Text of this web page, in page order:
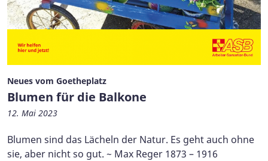
Neues vom Goetheplatz
Blumen für die Balkone
12. Mai 2023
Blumen sind das Lächeln der Natur. Es geht auch ohne
sie, aber nicht so gut. ~ Max Reger 1873 – 1916